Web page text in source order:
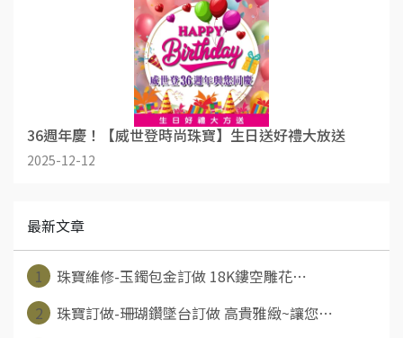
36週年慶！【威世登時尚珠寶】生日送好禮大放送
2025-12-12
最新文章
1
珠寶維修-玉鐲包金訂做 18K鏤空雕花⋯
2
珠寶訂做-珊瑚鑽墜台訂做 高貴雅緻~讓您⋯